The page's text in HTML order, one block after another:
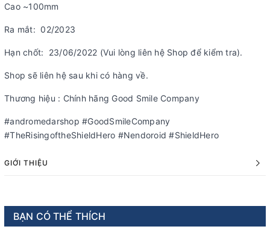
Cao ~100mm
Ra mắt: 02/2023
Hạn chốt: 23/06/2022 (Vui lòng liên hệ Shop để kiểm tra).
Shop sẽ liên hệ sau khi có hàng về.
Thương hiệu : Chính hãng Good Smile Company
#andromedarshop #GoodSmileCompany
#TheRisingoftheShieldHero #Nendoroid #ShieldHero
GIỚI THIỆU
BẠN CÓ THỂ THÍCH